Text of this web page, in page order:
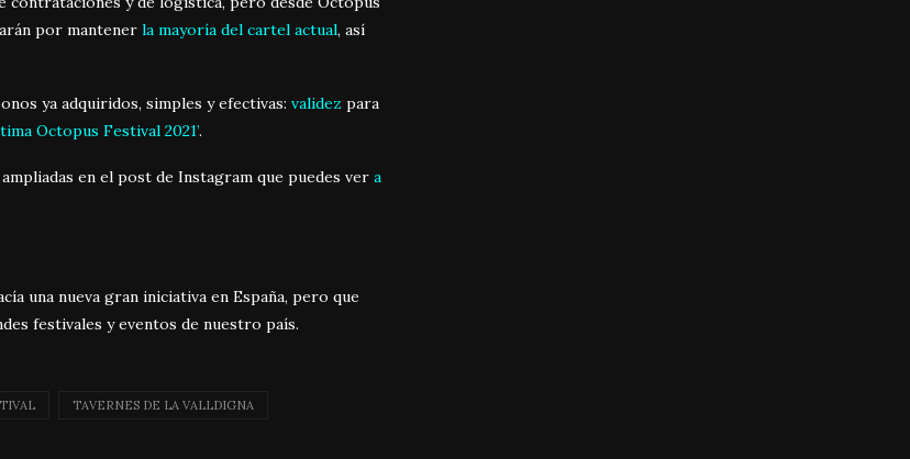
por mantener la mayoría del cartel actual, así
ya adquiridos, simples y efectivas: validez para
Octopus Festival 2021’.
en el post de Instagram que puedes ver a
una nueva gran iniciativa en España, pero que
festivales y eventos de nuestro país.
TAVERNES DE LA VALLDIGNA